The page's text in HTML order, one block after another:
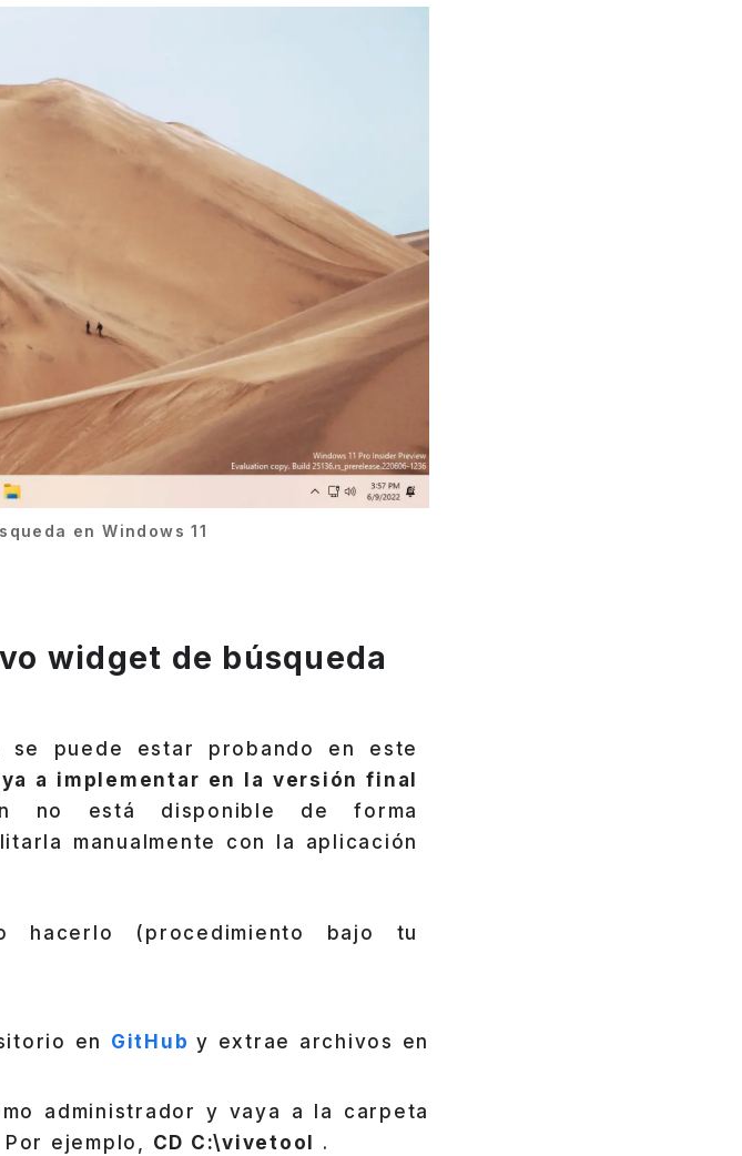
en Windows 11
widget de búsqueda
se puede estar probando en este
a implementar en la versión final
no está disponible de forma
manualmente con la aplicación
hacerlo (procedimiento bajo tu
en GitHuby extrae archivos en
administrador y vaya a la carpeta
ejemplo, CD C:\vivetool
.